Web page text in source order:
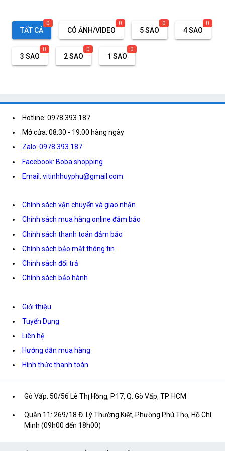
TẤT CẢ
0
CÓ ẢNH/VIDEO
0
5 SAO
0
4 SAO
0
3 SAO
0
2 SAO
0
1 SAO
0
Hotline: 0978.393.187
Mở cửa: 08:30 - 19:00 hàng ngày
Zalo: 0978.393.187
Facebook: Boba shopping
Email: vitinhhuyphu@gmail.com
Chính sách vận chuyển và giao nhận
Chính sách mua hàng online đảm bảo
Chính sách thanh toán đảm bảo
Chính sách bảo mật thông tin
Chính sách đổi trả
Chính sách bảo hành
Giới thiệu
Tuyển Dụng
Liên hệ
Hướng dẫn mua hàng
Hình thức thanh toán
Gò Vấp: 50/56 Lê Thị Hồng, P.17, Q. Gò Vấp, TP. HCM
Quận 11: 269/18 Đ. Lý Thường Kiệt, Phường Phú Thọ, Hồ Chí
Minh (09h00 đến 18h00)